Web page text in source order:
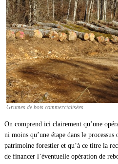
Grumes de bois commercialisées
On comprend ici clairement qu’une
ni moins qu’une étape dans le
patrimoine forestier et qu’à ce titre la
de financer l’éventuelle opération de